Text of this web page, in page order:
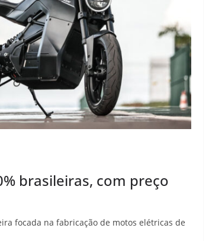
brasileiras, com preço
focada na fabricação de motos elétricas de